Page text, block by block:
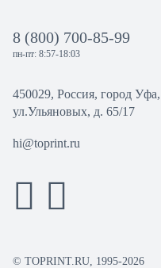
8 (800) 700-85-99
пн-пт: 8:57-18:03
450029, Россия, город Уфа,
ул.Ульяновых, д. 65/17
hi@toprint.ru
© TOPRINT.RU, 1995-2026